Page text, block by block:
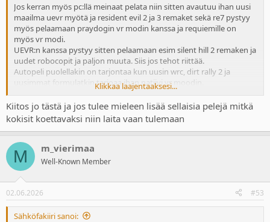
Jos kerran myös pc:llä meinaat pelata niin sitten avautuu ihan uusi
maailma uevr myötä ja resident evil 2 ja 3 remaket sekä re7 pystyy
myös pelaamaan praydogin vr modin kanssa ja requiemille on
myös vr modi.
UEVR:n kanssa pystyy sitten pelaamaan esim silent hill 2 remaken ja
uudet robocopit ja paljon muuta. Siis jos tehot riittää.
Autopeli puolellakin on tarjontaa kun uusin wrc, dirt rally 2 ja
uusimmat formulatkin tarjoaa ihan natiivi vr moodin.
Rytmipeli puolella beat saber on mun mielestä kohtuu paska, koska
sen vakio musiikki tarjonta on joko tylsää tai yleensä ei edes
musiikiksi luokiteltavaa.
taitaa olla edelleen demo tarjolla toisin kuin beat saberista, joka ei
muuten koskaan ole edes tarjouksessa.
Puzzling places tarjoaa rentoa 3d palapelien kasaamista ja siitäkin
taitaa olla demo.
Pleikkarilla noiden demojen löytäminen on vaan vaivalloista kun
joidenkin pelien kohdalla ne löytyy sieltä kolmen pisteen takaa ja
joidenkin kohdalla sieltä erillisestä demo osiosta.
Klikkaa laajentaaksesi...
Kiitos jo tästä ja jos tulee mieleen lisää sellaisia pelejä mitkä
kokisit koettavaksi niin laita vaan tulemaan
M m_vierimaa
Well-Known Member
02.06.2026 #53
Sähköfakiiri sanoi: